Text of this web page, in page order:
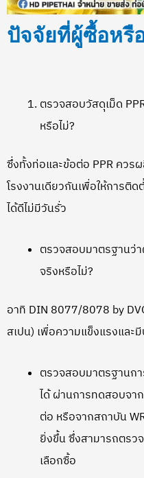
ปัจจัยที่ผู้ซื้อหรื
ตรวจสอบวัสดุเม็ด
หรือไม่?
ซึ่งทั้งท่อและข้อต่อ PPR คว
โรงงานเดียวกันเพื่อให้การติ
ได้ดีไม่มีวันรั่ว
ตรวจสอบมาตรฐานว่
จริงหรือไม่?
อาทิ DIN 8077/8078 by
สเปน) เพื่อความแข็งแรงแล
ตรวจสอบมาตรฐานก
ได้ ผ่านการทดสอบจา
ต่อ หรือจากสถาบัน
ยิ่งขึ้น ซึ่งสามารถตรว
เลือกซื้อ